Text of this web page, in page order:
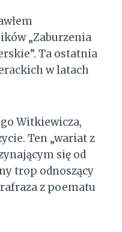
„Zaburzenia
Ta ostatnia
w latach
Witkiewicza,
Ten „wariat z
się od
trop odnoszący
z poematu